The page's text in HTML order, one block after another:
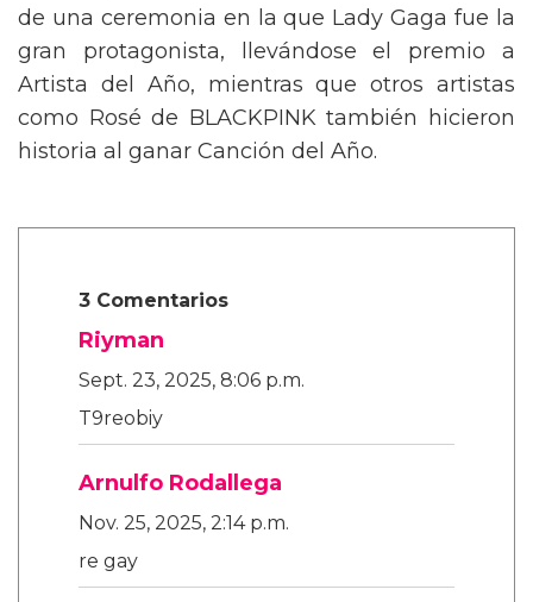
de una ceremonia en la que Lady Gaga fue la
gran protagonista, llevándose el premio a
Artista del Año, mientras que otros artistas
como Rosé de BLACKPINK también hicieron
historia al ganar Canción del Año.
3 Comentarios
Riyman
Sept. 23, 2025, 8:06 p.m.
T9reobiy
Arnulfo Rodallega
Nov. 25, 2025, 2:14 p.m.
re gay